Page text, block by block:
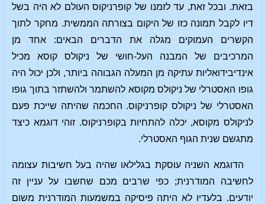
בזאת. ובכל זאת, עד לזמנו של קופרניקוס העולם לא היה בשל
דיו לקבל תמונה כזו של היקום בצורתה הממשית. מחקר לתוך
הקשרים העמוקים מגלה את הדברים הבאים: אחד מן
המרכיבים של המבנה העל-חושי של ניקולס קוסא מכיל
אינדיבידואליות עתיקה מן המעלה הגבוהה ביותר, ולכן יכול היה
גופו האסטרלי של ניקולס מקוסא להשתמר ולהשתזר בתוך גופו
האסטרלי של ניקולס קופרניקוס. החכמה שהיתה שייכת פעם
לניקולס מקוסא, יכלה להתחיות בקופרניקוס. זוהי דוגמא כיצד
מתגשם שנית הגוף האסטרלי.
הדוגמא השניה עוסקת בגלילאו שהיה בעל חשיבות עצומה
לחשיבה המודרנית; כפי שרבים מכם שחשבו על עניין זה
יודעים. בלעדיו לא היתה פיסיקה במשמעות המודרנית משום